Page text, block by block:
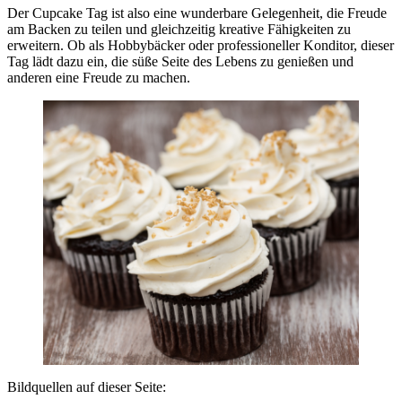
Der Cupcake Tag ist also eine wunderbare Gelegenheit, die Freude
am Backen zu teilen und gleichzeitig kreative Fähigkeiten zu
erweitern. Ob als Hobbybäcker oder professioneller Konditor, dieser
Tag lädt dazu ein, die süße Seite des Lebens zu genießen und
anderen eine Freude zu machen.
Bildquellen auf dieser Seite: